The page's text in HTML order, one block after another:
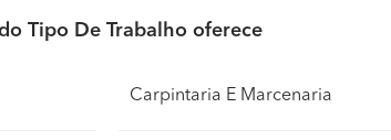
Tipo De Trabalho oferece
Carpintaria E Marcenaria